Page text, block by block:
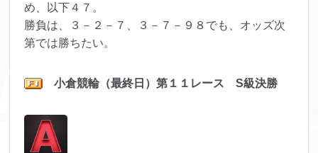
め、以下４７。
勝負は、３－２－７、３－７－９８でも、オッズ次
第では勝ちたい。
小倉競輪（最終日）第１１レース S級決勝